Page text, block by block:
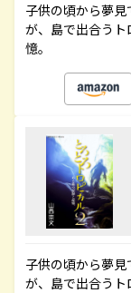
子供の頃から夢
が、島で出合う
憶。
子供の頃から夢
が、島で出合う